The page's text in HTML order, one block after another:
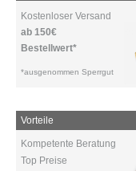
Kostenloser Versand
ab 150€
Bestellwert*
*ausgenommen Sperrgut
Vorteile
Kompetente Beratung
Top Preise